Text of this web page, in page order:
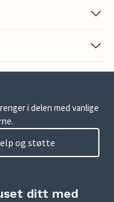
i delen med vanlige
og støtte
ditt med